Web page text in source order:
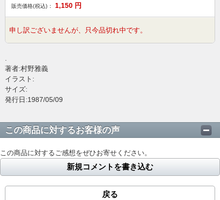
販売価格(税込)：
1,150 円
申し訳ございませんが、只今品切れ中です。
著者:村野雅義
イラスト:
サイズ:
発行日:1987/05/09
この商品に対するお客様の声
この商品に対するご感想をぜひお寄せください。
新規コメントを書き込む
戻る